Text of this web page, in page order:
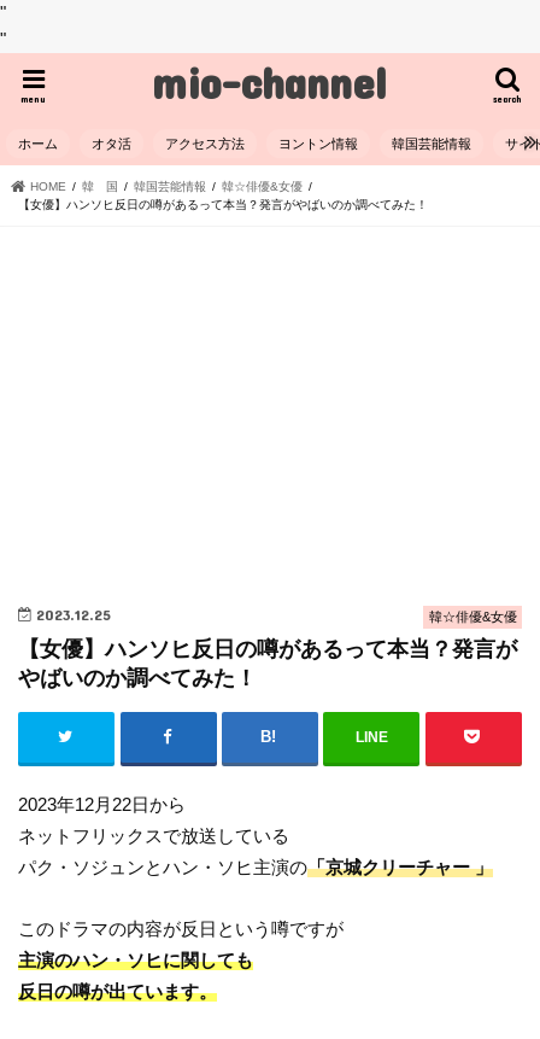
"
"
mio-channel search
menu
ホーム オタ活 アクセス方法 ヨントン情報 韓国芸能情報 サイ
HOME 韓 国 韓国芸能情報
韓☆俳優&女優
【女優】ハンソヒ反日の噂があるって本当？発言がやばいのか調べてみた！
韓☆俳優&女優
2023.12.25
【女優】ハンソヒ反日の噂があるって本当？発言が
やばいのか調べてみた！
LINE
2023年12月22日から
ネットフリックスで放送している
パク・ソジュンとハン・ソヒ主演の「京城クリーチャー 」
このドラマの内容が反日という噂ですが
主演のハン・ソヒに関しても
反日の噂が出ています。